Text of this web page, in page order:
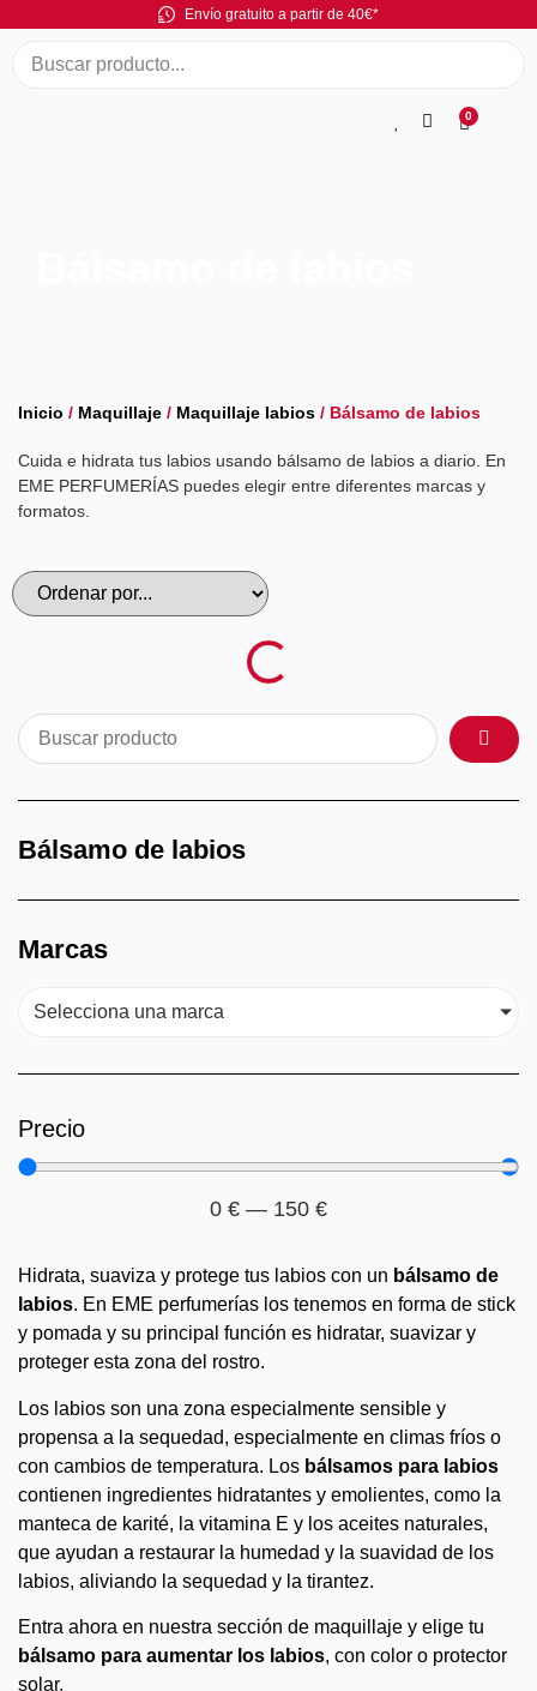
Envío gratuito a partir de 40€*
0
Inicio / Maquillaje / Maquillaje labios / Bálsamo de labios
Cuida e hidrata tus labios usando bálsamo de labios a diario. En
EME PERFUMERÍAS puedes elegir entre diferentes marcas y
formatos.
Bálsamo de labios
Marcas
Selecciona una marca
Precio
0 € — 150 €
Hidrata, suaviza y protege tus labios con un bálsamo de
labios. En EME perfumerías los tenemos en forma de stick
y pomada y su principal función es hidratar, suavizar y
proteger esta zona del rostro.
Los labios son una zona especialmente sensible y
propensa a la sequedad, especialmente en climas fríos o
con cambios de temperatura. Los bálsamos para labios
contienen ingredientes hidratantes y emolientes, como la
manteca de karité, la vitamina E y los aceites naturales,
que ayudan a restaurar la humedad y la suavidad de los
labios, aliviando la sequedad y la tirantez.
Entra ahora en nuestra sección de maquillaje y elige tu
bálsamo para aumentar los labios, con color o protector
solar.